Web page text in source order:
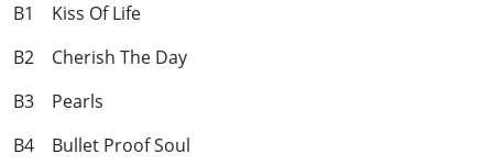
B1 Kiss Of Life
B2 Cherish The Day
B3 Pearls
B4 Bullet Proof Soul